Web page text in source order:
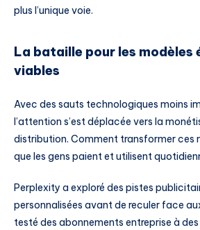
plus l’unique voie.
La bataille pour les modèles
viables
Avec des sauts technologiques moins
l’attention s’est déplacée vers la
distribution. Comment transformer ces
que les gens paient et utilisent
Perplexity a exploré des pistes
personnalisées avant de reculer face
testé des abonnements entreprise à des